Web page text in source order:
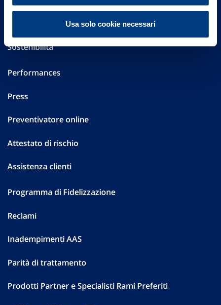
Usa solo cookie necessari
Altre informazioni
Sostenibilità
Performances
Press
Preventivatore online
Attestato di rischio
Assistenza clienti
Programma di Fidelizzazione
Reclami
Inadempimenti AAS
Parità di trattamento
Prodotti Partner e Specialisti Rami Preferiti